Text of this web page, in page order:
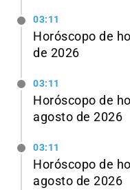
03:11
Horóscopo de
de 2026
03:11
Horóscopo de
agosto de 2026
03:11
Horóscopo de
agosto de 2026